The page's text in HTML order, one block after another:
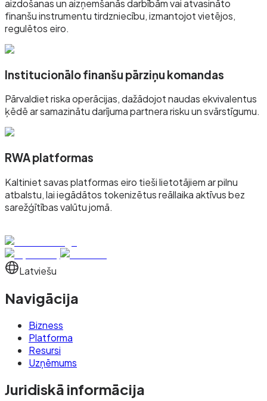
aizdošanas un aizņemšanās darbībām vai atvasināto
finanšu instrumentu tirdzniecību, izmantojot vietējos,
regulētos eiro.
Institucionālo finanšu pārziņu komandas
Pārvaldiet riska operācijas, dažādojot naudas ekvivalentus
ķēdē ar samazinātu darījuma partnera risku un svārstīgumu.
RWA platformas
Kaltiniet savas platformas eiro tieši lietotājiem ar pilnu
atbalstu, lai iegādātos tokenizētus reāllaika aktīvus bez
sarežģītības valūtu jomā.
Latviešu
Navigācija
Bizness
Platforma
Resursi
Uzņēmums
Juridiskā informācija